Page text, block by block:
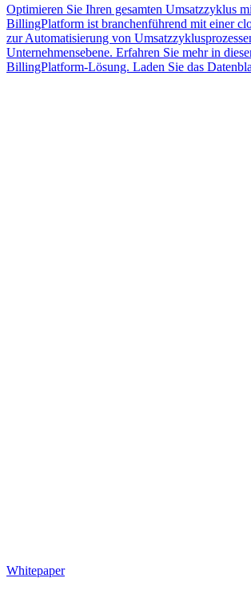
Optimieren Sie Ihren gesamten Umsatzzyklus
BillingPlatform ist branchenführend mit einer
zur Automatisierung von
Unternehmensebene. Erfahren Sie mehr in
BillingPlatform-Lösung. Laden Sie das
Whitepaper